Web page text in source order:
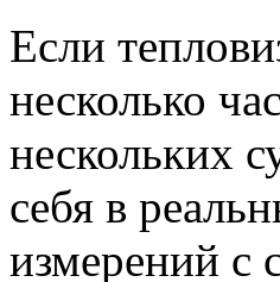
Если
несколько
нескольких
себя в
измерений с